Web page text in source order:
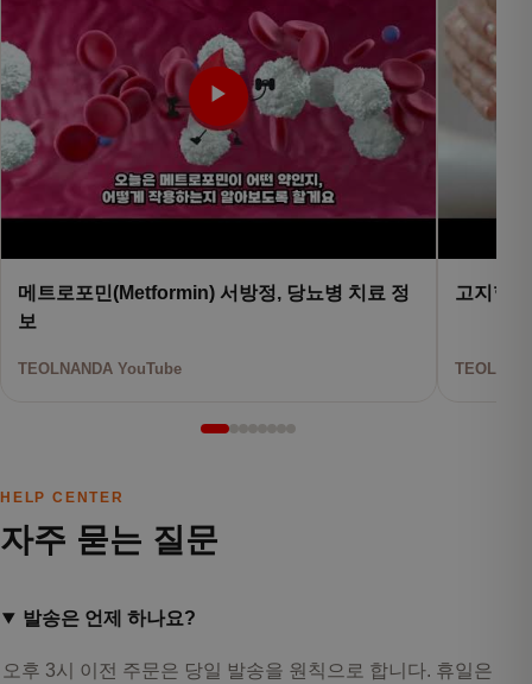
▶
메트로포민(Metformin) 서방정, 당뇨병 치료 정
보
TEOLNANDA YouTube
고지혈
HELP CENTER
자주 묻는 질문
발송은 언제 하나요?
오후 3시 이전 주문은 당일 발송을 원칙으로 합니다. 휴일은